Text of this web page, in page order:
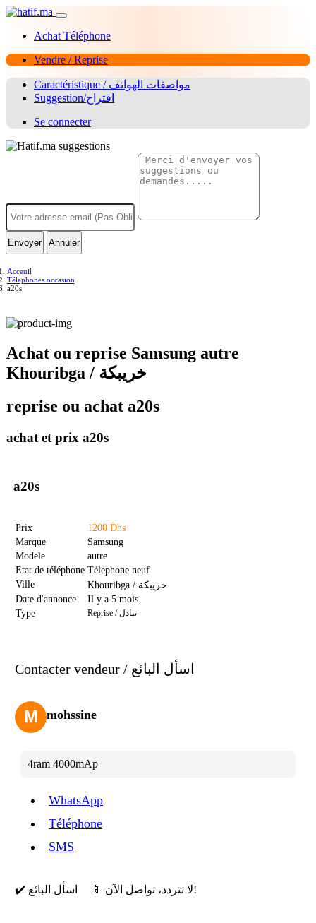
Achat Téléphone
Vendre / Reprise
Caractéristique / مواصفات الهواتف
Suggestion/اقتراح
Se connecter
Envoyer Annuler
Acceuil
Télephones occasion
a20s
Achat ou reprise Samsung autre
Khouribga / خريبكة
reprise ou achat a20s
achat et prix a20s
a20s
Prix
1200 Dhs
Marque
Samsung
Modele
autre
Etat de téléphone Télephone neuf
Ville
Khouribga / خريبكة
Date d'annonce
Il y a 5 mois
Type
Reprise / تبادل
Contacter vendeur / اسأل البائع
M mohssine
4ram 4000mAp
WhatsApp
Téléphone
SMS
✔️ اسأل البائع 📱 لا تتردد، تواصل الآن!